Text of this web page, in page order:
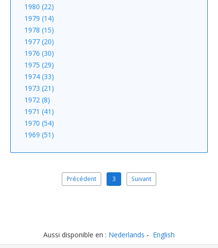
1980 (22)
1979 (14)
1978 (15)
1977 (20)
1976 (30)
1975 (29)
1974 (33)
1973 (21)
1972 (8)
1971 (41)
1970 (54)
1969 (51)
Précédent 3 Suivant
Aussi disponible en : Nederlands English